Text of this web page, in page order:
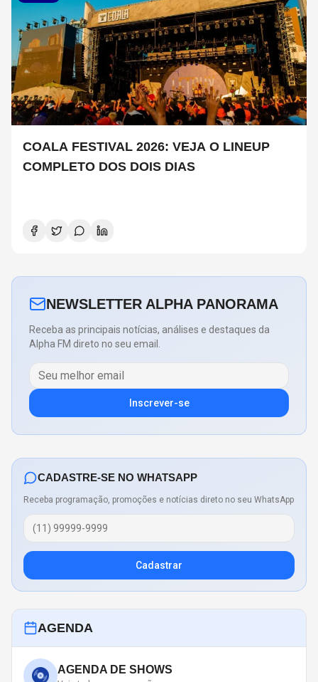
COALA FESTIVAL 2026: VEJA O LINEUP
COMPLETO DOS DOIS DIAS
NEWSLETTER ALPHA PANORAMA
Receba as principais notícias, análises e destaques da
Alpha FM direto no seu email.
Inscrever-se
CADASTRE-SE NO WHATSAPP
Receba programação, promoções e notícias direto no seu WhatsApp
Cadastrar
AGENDA
AGENDA DE SHOWS